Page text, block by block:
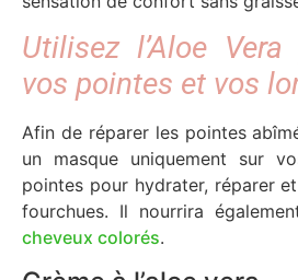
Utilisez l’Aloe
vos pointes et vos
Afin de réparer les pointes
un masque uniquement sur
pointes pour hydrater, réparer
fourchues. Il nourrira
cheveux colorés.